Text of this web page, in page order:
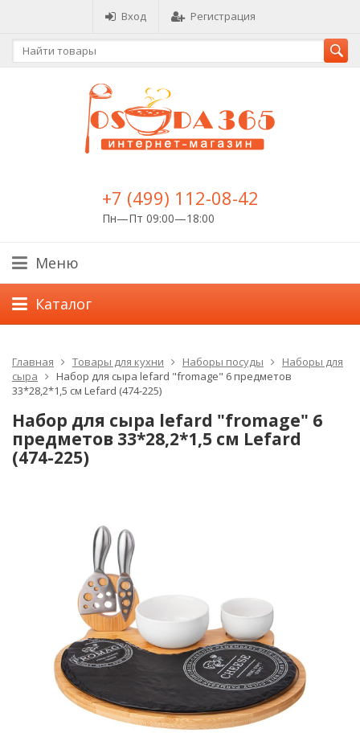
Вход Регистрация
+7 (499) 112-08-42
Пн—Пт 09:00—18:00
Меню
Каталог
Главная Товары для кухни Наборы посуды
Наборы для
сыра
Набор для сыра lefard "fromage" 6 предметов
33*28,2*1,5 см Lefard (474-225)
Набор для сыра lefard "fromage" 6
предметов 33*28,2*1,5 см Lefard
(474-225)